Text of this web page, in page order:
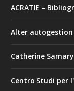
ACRATIE –
Alter autogestion
Catherine Samary
Centro Studi per